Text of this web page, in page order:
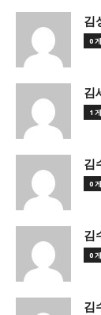
김
0
김
1
김
0
김
0
김